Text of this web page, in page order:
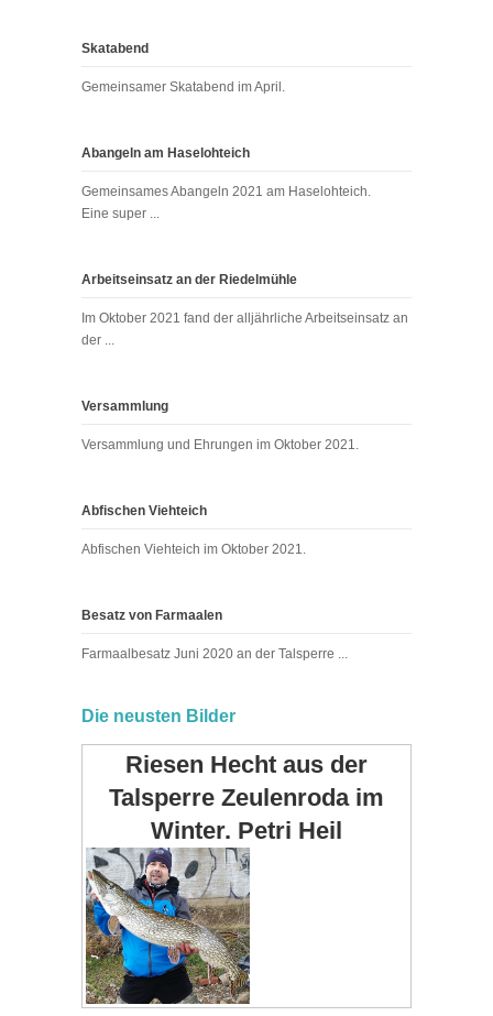
Skatabend
Gemeinsamer Skatabend im April.
Abangeln am Haselohteich
Gemeinsames Abangeln 2021 am Haselohteich.
Eine super ...
Arbeitseinsatz an der Riedelmühle
Im Oktober 2021 fand der alljährliche Arbeitseinsatz an
der ...
Versammlung
Versammlung und Ehrungen im Oktober 2021.
Abfischen Viehteich
Abfischen Viehteich im Oktober 2021.
Besatz von Farmaalen
Farmaalbesatz Juni 2020 an der Talsperre ...
Die neusten Bilder
Riesen Hecht aus der
Talsperre Zeulenroda im
Winter. Petri Heil